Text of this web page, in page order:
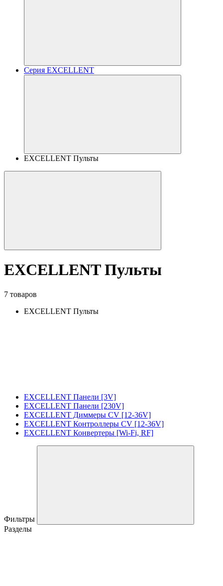
Серия EXCELLENT
EXCELLENT Пульты
EXCELLENT Пульты
7 товаров
EXCELLENT Пульты
EXCELLENT Панели [3V]
EXCELLENT Панели [230V]
EXCELLENT Диммеры CV [12-36V]
EXCELLENT Контроллеры CV [12-36V]
EXCELLENT Конвертеры [Wi-Fi, RF]
Фильтры
Разделы